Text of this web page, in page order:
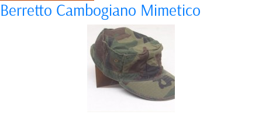
Berretto Cambogiano Mimetico